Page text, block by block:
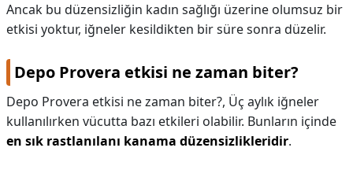
Ancak bu düzensizliğin kadın sağlığı üzerine olumsuz bir
etkisi yoktur, iğneler kesildikten bir süre sonra düzelir.
Depo Provera etkisi ne zaman biter?
Depo Provera etkisi ne zaman biter?, Üç aylık iğneler
kullanılırken vücutta bazı etkileri olabilir. Bunların içinde
en sık rastlanılanı kanama düzensizlikleridir.